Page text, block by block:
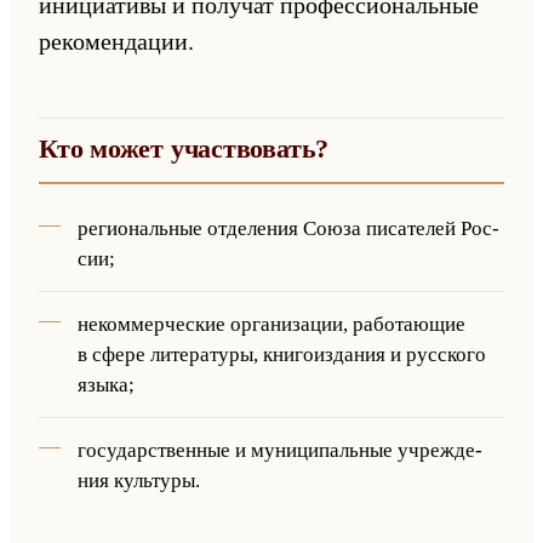
ини­ци­ати­вы и по­лу­чат про­фес­си­ональные
ре­ко­мен­да­ции.
Кто может участ­во­вать?
ре­ги­ональные от­де­ле­ния Союза пи­са­те­лей Рос­
сии;
неком­мер­че­ские ор­га­ни­за­ции, ра­бо­та­ющие
в сфере ли­те­ра­ту­ры, кни­го­из­да­ния и рус­ско­го
языка;
го­су­дар­ствен­ные и му­ни­ци­пальные учре­жде­
ния культу­ры.